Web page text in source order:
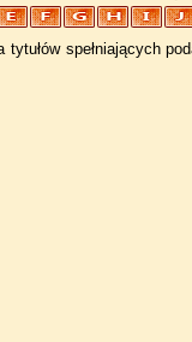
tytułów spełniających